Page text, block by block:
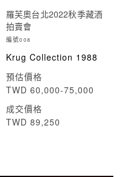
羅芙奧台北2022秋季藏酒
拍賣會
編號008
Krug Collection 1988
預估價格
TWD 60,000-75,000
成交價格
TWD 89,250